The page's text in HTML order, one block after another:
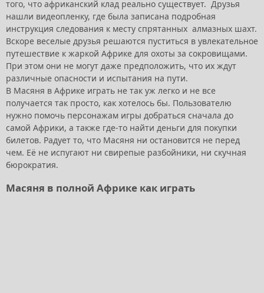
того, что африканский клад реально существует. Друзья
нашли видеопленку, где была записана подробная
инструкция следования к месту спрятанных алмазных шахт.
Вскоре веселые друзья решаются пуститься в увлекательное
путешествие к жаркой Африке для охоты за сокровищами.
При этом они не могут даже предположить, что их ждут
различные опасности и испытания на пути.
В Масяня в Африке играть не так уж легко и не все
получается так просто, как хотелось бы. Пользователю
нужно помочь персонажам игры добраться сначала до
самой Африки, а также где-то найти деньги для покупки
билетов. Радует то, что Масяня ни остановится не перед
чем. Её не испугают ни свирепые разбойники, ни скучная
бюрократия.
Масяня в полной Африке как играть